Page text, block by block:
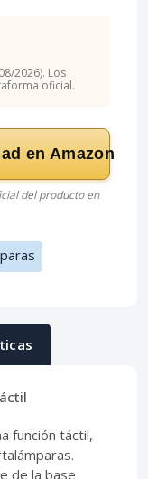
2026). Los
oficial.
en Amazon
del producto en
función táctil,
de la base